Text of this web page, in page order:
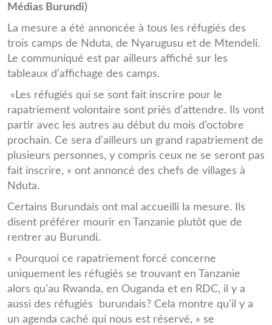
Médias Burundi)
La mesure a été annoncée à tous les réfugiés des
trois camps de Nduta, de Nyarugusu et de Mtendeli.
Le communiqué est par ailleurs affiché sur les
tableaux d’affichage des camps.
«Les réfugiés qui se sont fait inscrire pour le
rapatriement volontaire sont priés d’attendre. Ils vont
partir avec les autres au début du mois d’octobre
prochain. Ce sera d’ailleurs un grand rapatriement de
plusieurs personnes, y compris ceux ne se seront pas
fait inscrire, » ont annoncé des chefs de villages à
Nduta.
Certains Burundais ont mal accueilli la mesure. Ils
disent préférer mourir en Tanzanie plutôt que de
rentrer au Burundi.
« Pourquoi ce rapatriement forcé concerne
uniquement les réfugiés se trouvant en Tanzanie
alors qu’au Rwanda, en Ouganda et en RDC, il y a
aussi des réfugiés burundais? Cela montre qu’il y a
un agenda caché qui nous est réservé, » se